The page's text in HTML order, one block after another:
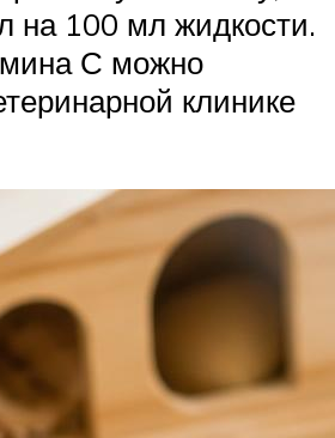
на 100 мл жидкости.
С можно
клинике